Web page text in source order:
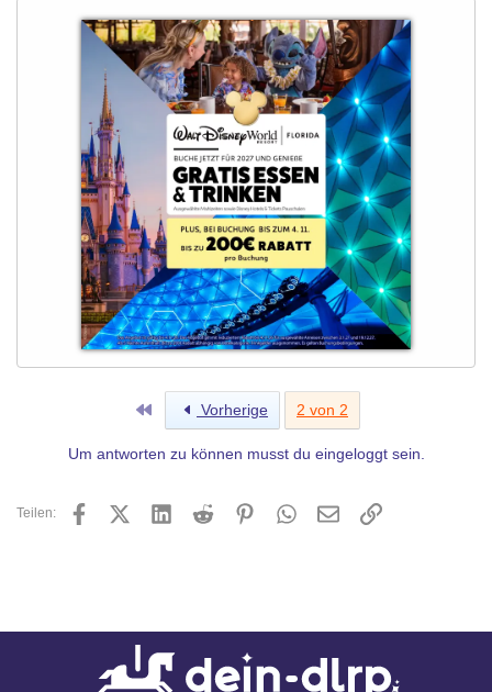
Erste Vorherige 2 von 2
Um antworten zu können musst du eingeloggt sein.
Teilen: FacebookX (Twitter)LinkedInReddit PinterestWhatsApp
E-MailLink